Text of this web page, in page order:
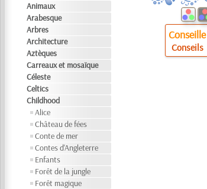
Animaux
Arabesque
Arbres
Architecture
Aztèques
Carreaux et mosaïque
Céleste
Celtics
Childhood
Alice
Château de fées
Conte de mer
Contes d'Angleterre
Enfants
Forêt de la jungle
Forêt magique
Conseille
Conseils